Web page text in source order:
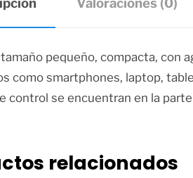
pequeño, compacta, con
como smartphones, laptop,
control se encuentran en la
relacionados